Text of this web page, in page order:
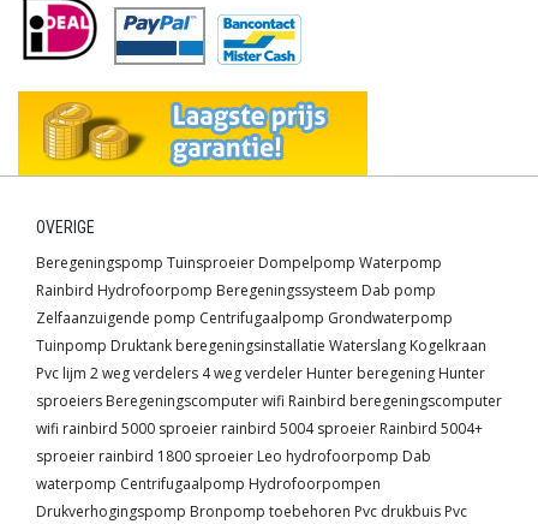
OVERIGE
Beregeningspomp Tuinsproeier Dompelpomp Waterpomp
Rainbird Hydrofoorpomp Beregeningssysteem Dab pomp
Zelfaanzuigende pomp Centrifugaalpomp Grondwaterpomp
Tuinpomp Druktank beregeningsinstallatie Waterslang Kogelkraan
Pvc lijm 2 weg verdelers 4 weg verdeler Hunter beregening Hunter
sproeiers Beregeningscomputer wifi Rainbird beregeningscomputer
wifi rainbird 5000 sproeier rainbird 5004 sproeier Rainbird 5004+
sproeier rainbird 1800 sproeier Leo hydrofoorpomp Dab
waterpomp Centrifugaalpomp Hydrofoorpompen
Drukverhogingspomp Bronpomp toebehoren Pvc drukbuis Pvc